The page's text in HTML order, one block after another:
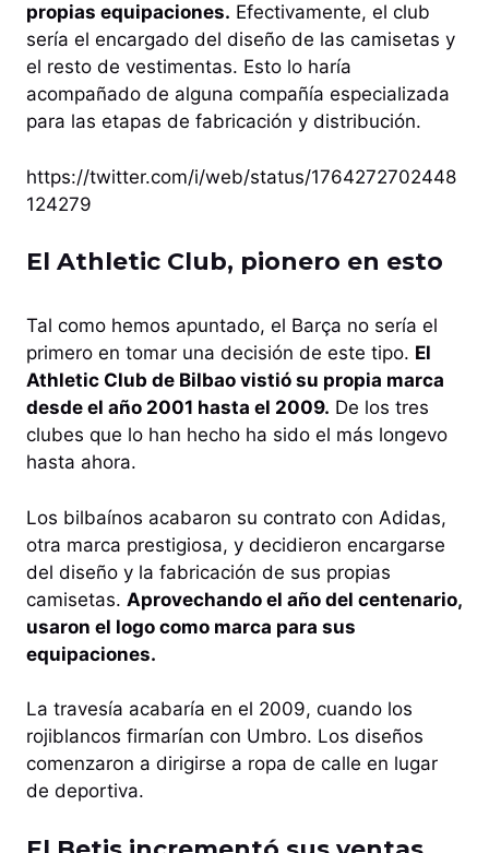
propias equipaciones. Efectivamente, el club
sería el encargado del diseño de las camisetas y
el resto de vestimentas. Esto lo haría
acompañado de alguna compañía especializada
para las etapas de fabricación y distribución.
https://twitter.com/i/web/status/1764272702448
124279
El Athletic Club, pionero en esto
Tal como hemos apuntado, el Barça no sería el
primero en tomar una decisión de este tipo. El
Athletic Club de Bilbao vistió su propia marca
desde el año 2001 hasta el 2009. De los tres
clubes que lo han hecho ha sido el más longevo
hasta ahora.
Los bilbaínos acabaron su contrato con Adidas,
otra marca prestigiosa, y decidieron encargarse
del diseño y la fabricación de sus propias
camisetas. Aprovechando el año del centenario,
usaron el logo como marca para sus
equipaciones.
La travesía acabaría en el 2009, cuando los
rojiblancos firmarían con Umbro. Los diseños
comenzaron a dirigirse a ropa de calle en lugar
de deportiva.